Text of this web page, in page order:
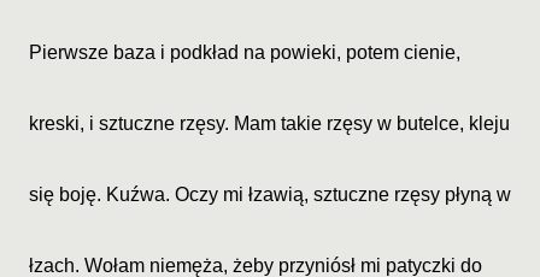
Pierwsze baza i podkład na powieki, potem cienie,
kreski, i sztuczne rzęsy. Mam takie rzęsy w butelce, kleju
się boję. Kuźwa. Oczy mi łzawią, sztuczne rzęsy płyną w
łzach. Wołam niemęża, żeby przyniósł mi patyczki do